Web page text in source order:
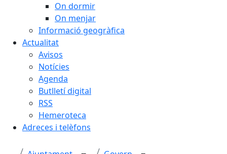
On dormir
On menjar
Informació geogràfica
Actualitat
Avisos
Notícies
Agenda
Butlletí digital
RSS
Hemeroteca
Adreces i telèfons